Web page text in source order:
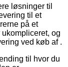
løsninger til
til et
på et
og
ved køb af .
til hvor du